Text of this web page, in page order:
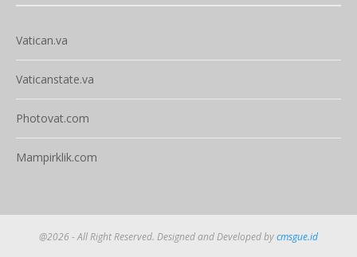
Vatican.va
Vaticanstate.va
Photovat.com
Mampirklik.com
@2026 - All Right Reserved. Designed and Developed bycmsgue.id